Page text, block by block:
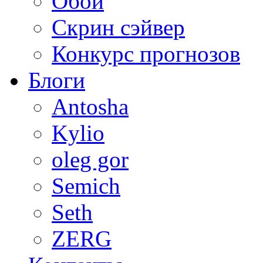
Скрин сэйвер
Конкурс прогнозов
Блоги
Antosha
Kylio
oleg gor
Semich
Seth
ZERG